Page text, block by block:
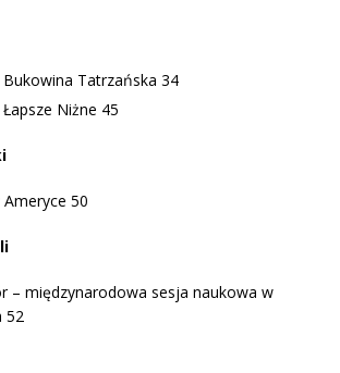
Tatrzańska 34
Niżne 45
50
– międzynarodowa sesja naukowa w
52